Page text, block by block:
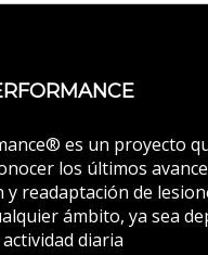
es un proyecto
los últimos
y readaptación de
ámbito, ya sea
diaria